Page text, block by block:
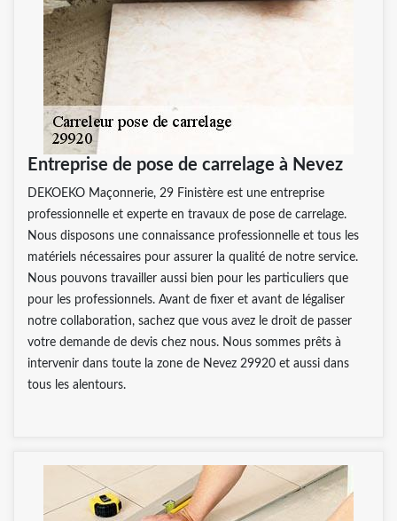
Entreprise de pose de carrelage à Nevez
DEKOEKO Maçonnerie, 29 Finistère est une entreprise
professionnelle et experte en travaux de pose de carrelage.
Nous disposons une connaissance professionnelle et tous les
matériels nécessaires pour assurer la qualité de notre service.
Nous pouvons travailler aussi bien pour les particuliers que
pour les professionnels. Avant de fixer et avant de légaliser
notre collaboration, sachez que vous avez le droit de passer
votre demande de devis chez nous. Nous sommes prêts à
intervenir dans toute la zone de Nevez 29920 et aussi dans
tous les alentours.